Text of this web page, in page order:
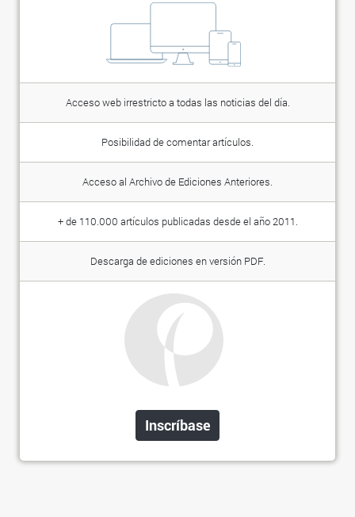
Acceso web irrestricto a todas las noticias del día.
Posibilidad de comentar artículos.
Acceso al Archivo de Ediciones Anteriores.
+ de 110.000 artículos publicadas desde el año 2011.
Descarga de ediciones en versión PDF.
Inscríbase